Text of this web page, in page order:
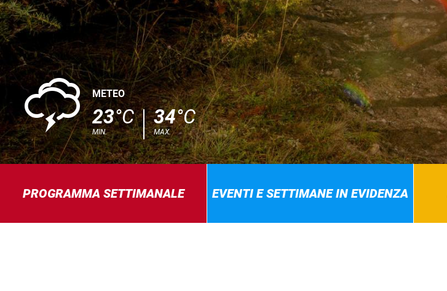
0 METEO
23°C
MIN.
34°C
MAX.
PROGRAMMA SETTIMANALE EVENTI E SETTIMANE IN EVIDENZA